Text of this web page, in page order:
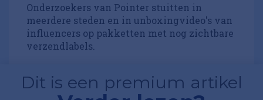
Onderzoekers van Pointer stuitten in
meerdere steden en in unboxingvideo's van
influencers op pakketten met nog zichtbare
verzendlabels.
Dit is een premium artikel